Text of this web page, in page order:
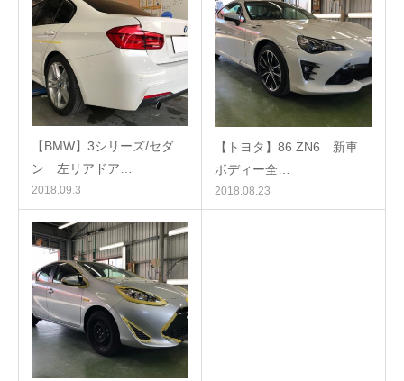
【BMW】3シリーズ/セダ
ン 左リアドア…
2018.09.3
【トヨタ】86 ZN6 新車
ボディー全…
2018.08.23